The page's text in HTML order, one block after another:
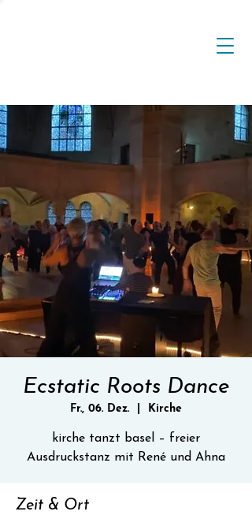
Ecstatic Roots Dance
Fr., 06. Dez. Kirche
kirche tanzt basel – freier
Ausdruckstanz mit René und Ahna
Zeit & Ort